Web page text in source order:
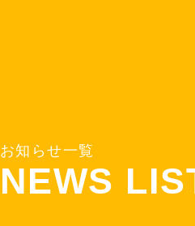
お知 ら せ一覧
NEWS LIS